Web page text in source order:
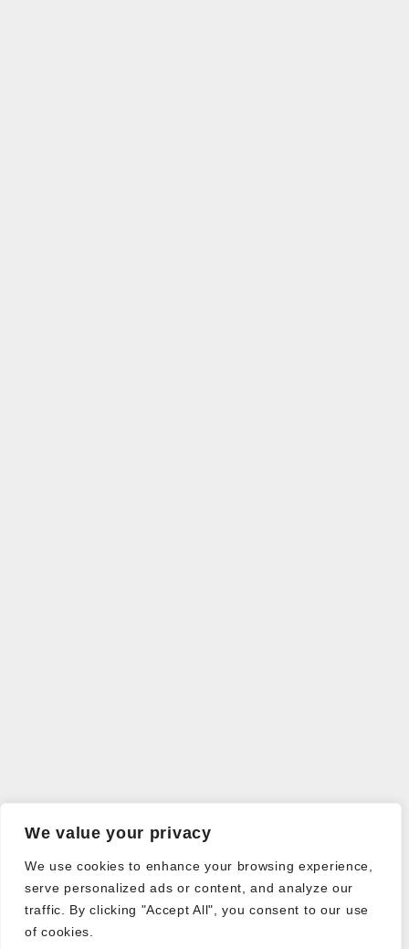
We value your privacy
We use cookies to enhance your browsing experience,
serve personalized ads or content, and analyze our
traffic. By clicking "Accept All", you consent to our use
of cookies.